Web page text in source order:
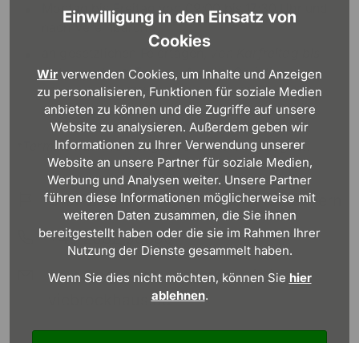
Einwilligung in den Einsatz von
Cookies
Wir verwenden Cookies, um Inhalte und Anzeigen
zu personalisieren, Funktionen für soziale Medien
anbieten zu können und die Zugriffe auf unsere
Website zu analysieren. Außerdem geben wir
Informationen zu Ihrer Verwendung unserer
Website an unsere Partner für soziale Medien,
Werbung und Analysen weiter. Unsere Partner
führen diese Informationen möglicherweise mit
weiteren Daten zusammen, die Sie ihnen
bereitgestellt haben oder die sie im Rahmen Ihrer
Nutzung der Dienste gesammelt haben.
Wenn Sie dies nicht möchten, können Sie hier
ablehnen.
Montag bis Freitag von 09:00 bis 17:30 Uhr und
nach Vereinbarung
an gesetzlichen Feiertagen,
Ostermontag*, Tag der Arbeit*, Christi
Himmelfahrt*, Pfingsten*,von Heiligabend bis
Neujahr geschlossen
*Termine nach vorheriger Vereinbarung möglich
Graf-Zeppelin-Ring 6, 48346 Ostbevern
+49 2532 95890
beratungsbuero-ostbevern (at)
viebrockhaus.de